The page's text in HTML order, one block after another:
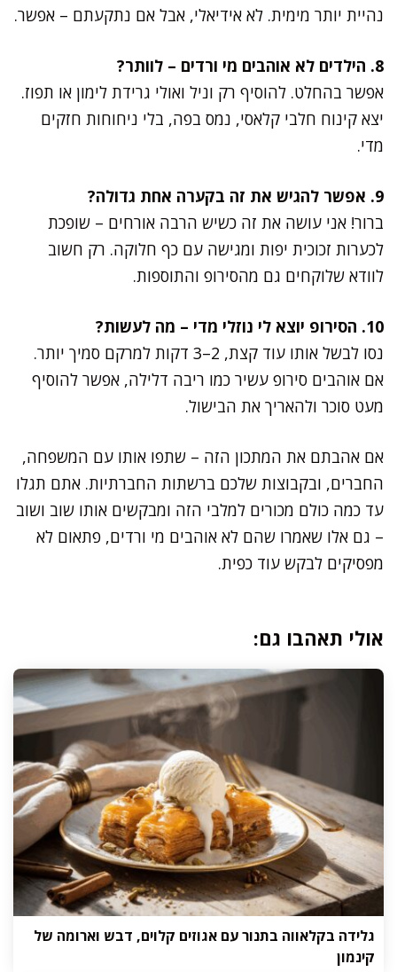
נהיית יותר מימית. לא אידיאלי, אבל אם נתקעתם – אפשר.
8. הילדים לא אוהבים מי ורדים – לוותר?
אפשר בהחלט. להוסיף רק וניל ואולי גרידת לימון או תפוז.
יצא קינוח חלבי קלאסי, נמס בפה, בלי ניחוחות חזקים
מדי.
9. אפשר להגיש את זה בקערה אחת גדולה?
ברור! אני עושה את זה כשיש הרבה אורחים – שופכת
לכערות זכוכית יפות ומגישה עם כף חלוקה. רק חשוב
לוודא שלוקחים גם מהסירופ והתוספות.
10. הסירופ יוצא לי נוזלי מדי – מה לעשות?
נסו לבשל אותו עוד קצת, 2–3 דקות למרקם סמיך יותר.
אם אוהבים סירופ עשיר כמו ריבה דלילה, אפשר להוסיף
מעט סוכר ולהאריך את הבישול.
אם אהבתם את המתכון הזה – שתפו אותו עם המשפחה,
החברים, ובקבוצות שלכם ברשתות החברתיות. אתם תגלו
עד כמה כולם מכורים למלבי הזה ומבקשים אותו שוב ושוב
– גם אלו שאמרו שהם לא אוהבים מי ורדים, פתאום לא
מפסיקים לבקש עוד כפית.
אולי תאהבו גם:
גלידה בקלאווה בתנור עם אגוזים קלוים, דבש וארומה של
קינמון